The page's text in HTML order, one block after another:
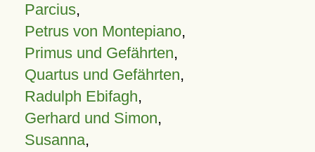
Parcius,
Petrus von Montepiano,
Primus und Gefährten,
Quartus und Gefährten,
Radulph Ebifagh,
Gerhard und Simon,
Susanna,